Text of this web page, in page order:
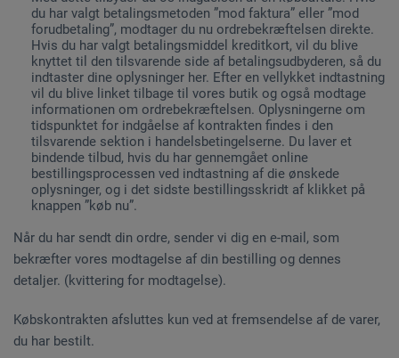
du har valgt betalingsmetoden ”mod faktura” eller ”mod
forudbetaling”, modtager du nu ordrebekræftelsen direkte.
Hvis du har valgt betalingsmiddel kreditkort, vil du blive
knyttet til den tilsvarende side af betalingsudbyderen, så du
indtaster dine oplysninger her. Efter en vellykket indtastning
vil du blive linket tilbage til vores butik og også modtage
informationen om ordrebekræftelsen. Oplysningerne om
tidspunktet for indgåelse af kontrakten findes i den
tilsvarende sektion i handelsbetingelserne. Du laver et
bindende tilbud, hvis du har gennemgået online
bestillingsprocessen ved indtastning af die ønskede
oplysninger, og i det sidste bestillingsskridt af klikket på
knappen ”køb nu”.
Når du har sendt din ordre, sender vi dig en e-mail, som
bekræfter vores modtagelse af din bestilling og dennes
detaljer. (kvittering for modtagelse).
Købskontrakten afsluttes kun ved at fremsendelse af de varer,
du har bestilt.